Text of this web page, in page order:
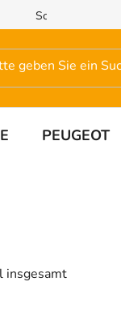
Schreiben Sie uns
PEUGEOT
insgesamt